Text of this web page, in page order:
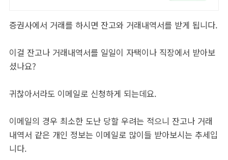
증권사에서 거래를 하시면 잔고와 거래내역서를 받게 됩니다.
이걸 잔고나 거래내역서를 일일이 자택이나 직장에서 받아보
셨나요?
귀찮아서라도 이메일로 신청하게 되는데요.
이메일의 경우 최소한 도난 당할 우려는 적으니 잔고나 거래
내역서 같은 개인 정보는 이메일로 많이들 받아보시는 추세입
니다.